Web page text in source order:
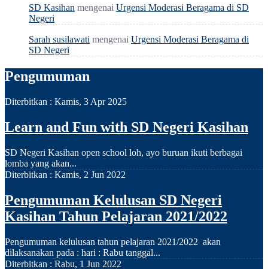
SD Kasihan mengenai Urgensi Moderasi Beragama di SD
Negeri
Sarah susilawati mengenai Urgensi Moderasi Beragama di
SD Negeri
Pengumuman
Diterbitkan : Kamis, 3 Apr 2025
Learn and Fun with SD Negeri Kasihan
SD Negeri Kasihan open school loh, ayo buruan ikuti berbagai
lomba yang akan...
Diterbitkan : Kamis, 2 Jun 2022
Pengumuman Kelulusan SD Negeri
Kasihan Tahun Pelajaran 2021/2022
Pengumuman kelulusan tahun pelajaran 2021/2022 akan
dilaksanakan pada : hari : Rabu tanggal...
Diterbitkan : Rabu, 1 Jun 2022